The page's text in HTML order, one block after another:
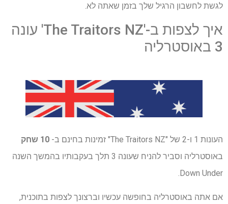
לגשת לחשבון הרגיל שלך בזמן שאתה לא.
איך לצפות ב-'The Traitors NZ' עונה
3 באוסטרליה
העונות 1 ו-2 של "The Traitors NZ" זמינות בחינם ב-
10 שחק
באוסטרליה וסביר להניח שעונה 3 תלך בעקבותיו בהמשך השנה
Down Under.
אם אתה באוסטרליה בחופשה עכשיו וברצונך לצפות בתוכנית,